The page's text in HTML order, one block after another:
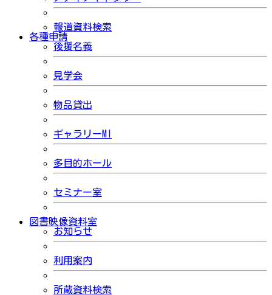
報道資料検索
各種申請
後援名義
見学会
物品貸出
ギャラリーMI
多目的ホール
セミナー室
図書映像資料室
お知らせ
利用案内
所蔵資料検索